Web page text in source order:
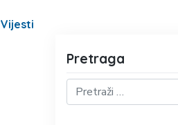
Vijesti
Pretraga